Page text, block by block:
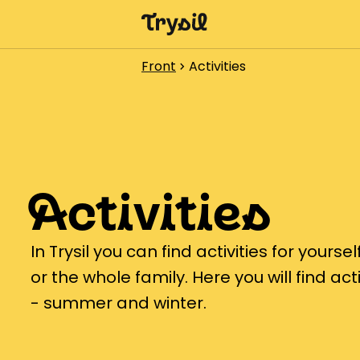
Service
Calendar
Front chevron_right Activities
Activities
In Trysil you can find activities for
or the whole family. Here you will find
- summer and winter.